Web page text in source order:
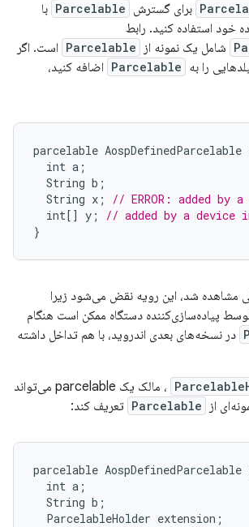
برای گسترش Parcelable با
خود استفاده کنید. رابط
شامل یک نمونه از Parcelable است. اگر
را به Parcelable اضافه کنید،
parcelable AospDefinedParcelable
int a ;
String b ;
String x ;
// ERROR: added by
int[] y ;
// added by a device
}
مشاهده شد، این رویه نقض می‌شود زیرا
پیاده‌سازی‌کننده دستگاه ممکن است هنگام
در نسخه‌های بعدی اندروید، با هم تداخل داشته
، مالک یک parcelable می‌تواند
از
Parcelable تعریف کند:
parcelable AospDefinedParcelable
  int a;
  String b;
  ParcelableHolder extension;